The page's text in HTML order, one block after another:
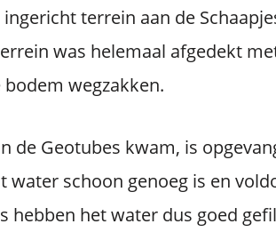
terrein aan de
was helemaal afgedekt
wegzakken.
de Geotubes kwam, is
water schoon genoeg is en
hebben het water dus goed